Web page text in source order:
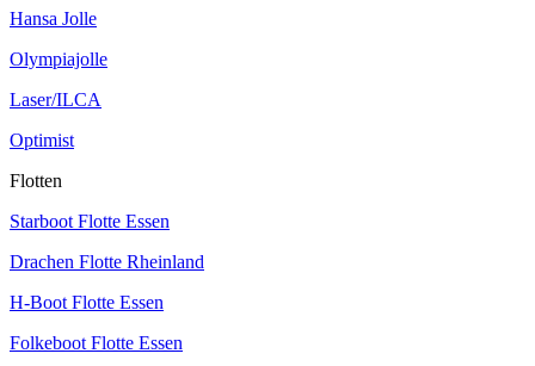
Hansa Jolle
Olympiajolle
Laser/ILCA
Optimist
Flotten
Starboot Flotte Essen
Drachen Flotte Rheinland
H-Boot Flotte Essen
Folkeboot Flotte Essen